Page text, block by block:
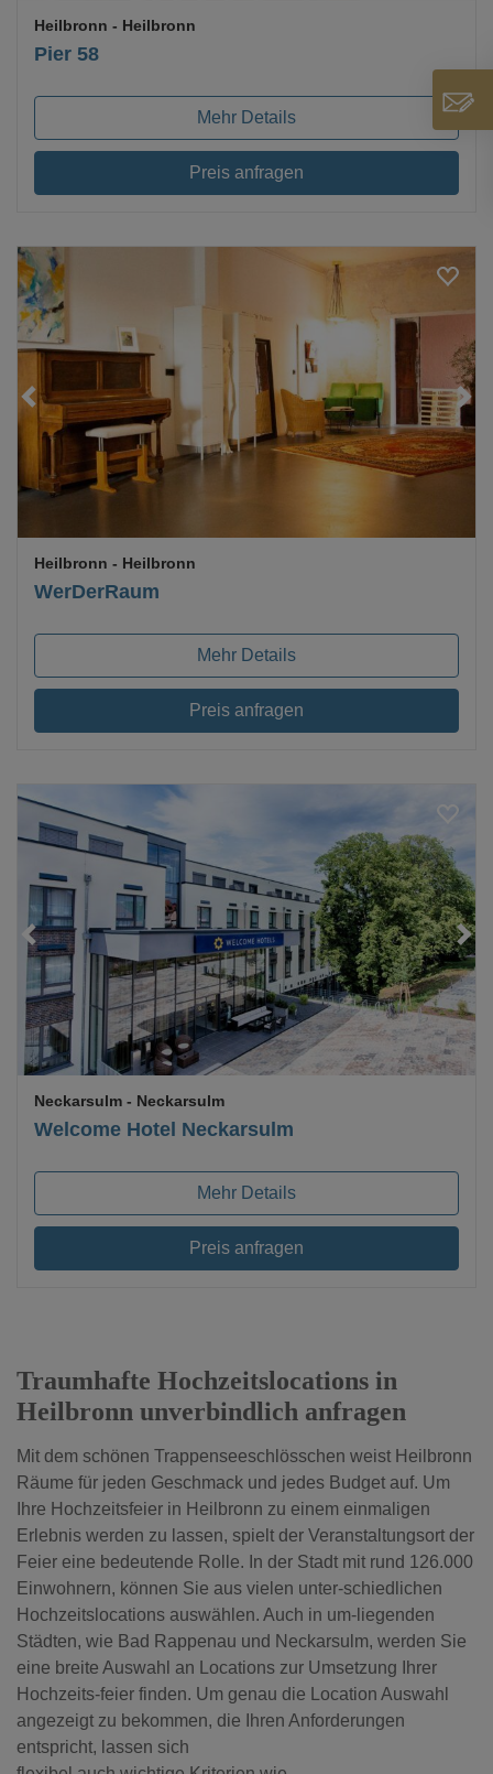
Pier 58
Heilbronn - Heilbronn
Mehr Details
Preis anfragen
WerDerRaum
Heilbronn - Heilbronn
Mehr Details
Preis anfragen
Loading...
Welcome Hotel Neckarsulm
Neckarsulm - Neckarsulm
Mehr Details
Preis anfragen
Traumhafte Hochzeitslocations in
Heilbronn unverbindlich anfragen
Mit dem schönen Trappenseeschlösschen weist Heilbronn
Räume für jeden Geschmack und jedes Budget auf. Um
Ihre Hochzeitsfeier in Heilbronn zu einem einmaligen
Erlebnis werden zu lassen, spielt der Veranstaltungsort der
Feier eine bedeutende Rolle. In der Stadt mit rund 126.000
Einwohnern, können Sie aus vielen unter-schiedlichen
Hochzeitslocations auswählen. Auch in um-liegenden
Städten, wie Bad Rappenau und Neckarsulm, werden Sie
eine breite Auswahl an Locations zur Umsetzung Ihrer
Hochzeits-feier finden. Um genau die Location Auswahl
angezeigt zu bekommen, die Ihren Anforderungen
entspricht, lassen sich